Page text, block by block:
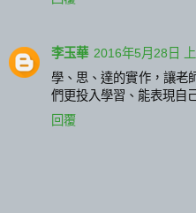
李玉華 2016年5月28日
學、思、達的實作，讓老
們更投入學習、能表現自
回覆